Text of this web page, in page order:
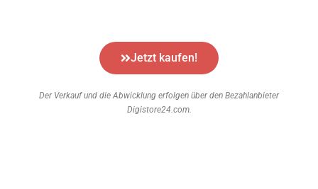
Jetzt kaufen!
Der Verkauf und die Abwicklung erfolgen über den Bezahlanbieter
Digistore24.com.